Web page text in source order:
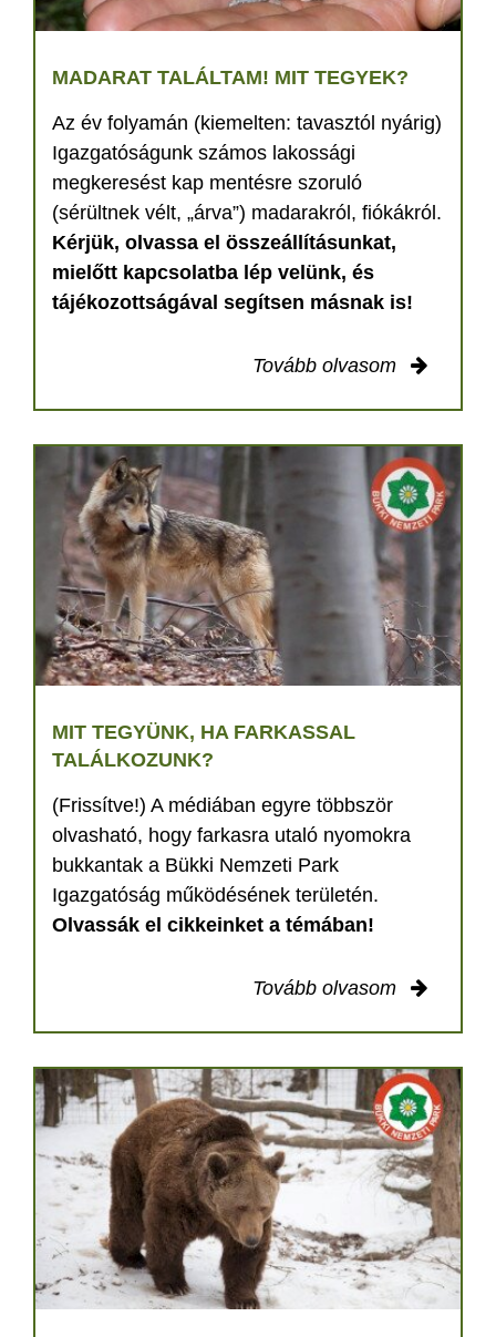
MADARAT TALÁLTAM! MIT TEGYEK?
Az év folyamán (kiemelten: tavasztól nyárig)
Igazgatóságunk számos lakossági
megkeresést kap mentésre szoruló
(sérültnek vélt, „árva”) madarakról, fiókákról.
Kérjük, olvassa el összeállításunkat,
mielőtt kapcsolatba lép velünk, és
tájékozottságával segítsen másnak is!
Tovább olvasom
MIT TEGYÜNK, HA FARKASSAL
TALÁLKOZUNK?
(Frissítve!) A médiában egyre többször
olvasható, hogy farkasra utaló nyomokra
bukkantak a Bükki Nemzeti Park
Igazgatóság működésének területén.
Olvassák el cikkeinket a témában!
Tovább olvasom